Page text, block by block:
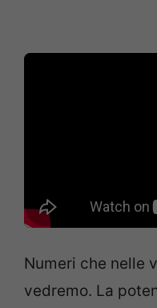
Numeri che nelle
vedremo. La